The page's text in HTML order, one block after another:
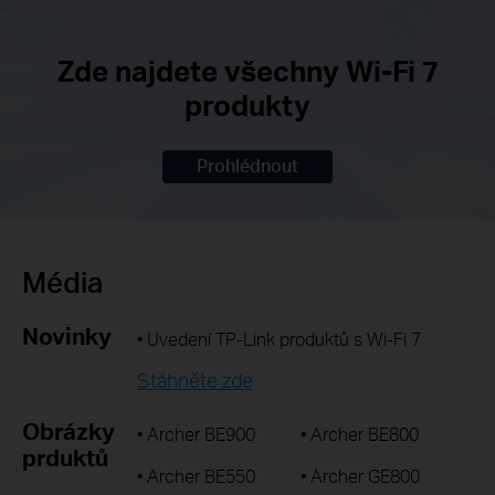
Zde najdete všechny Wi-Fi 7
produkty
Prohlédnout
Média
Novinky • Uvedení TP-Link produktů s Wi-Fi 7
Stáhněte zde
Obrázky
prduktů
• Archer BE900
• Archer BE800
• Archer BE550
• Archer GE800